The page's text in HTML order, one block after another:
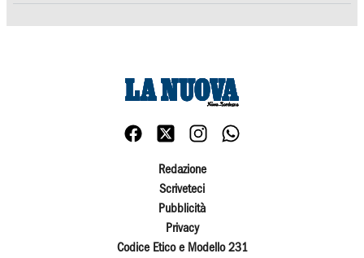
Redazione
Scriveteci
Pubblicità
Privacy
Codice Etico e Modello 231